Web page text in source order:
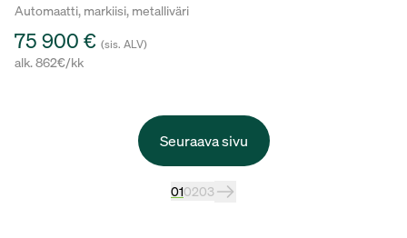
Automaatti, markiisi, metalliväri
75 900 € (sis. ALV)
alk. 862€/kk
Seuraava sivu
010203